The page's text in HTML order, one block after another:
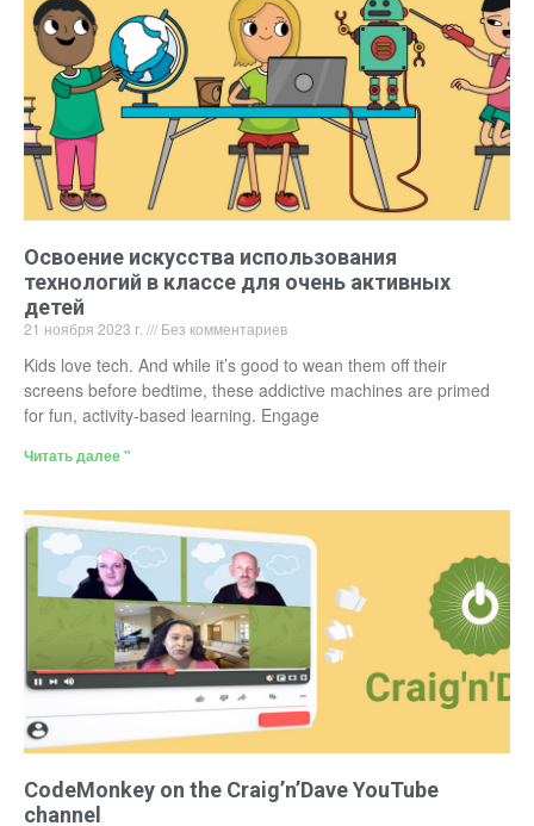
Освоение искусства использования
технологий в классе для очень активных
детей
21 ноября 2023 г. Без комментариев
Kids love tech. And while it’s good to wean them off their
screens before bedtime, these addictive machines are primed
for fun, activity-based learning. Engage
Читать далее "
CodeMonkey on the Craig’n’Dave YouTube
channel